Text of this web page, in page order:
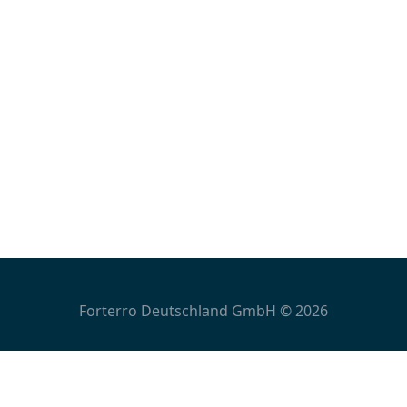
Forterro Deutschland GmbH © 2026